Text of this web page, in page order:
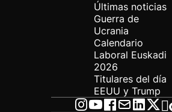
Últimas noticias
Guerra de
Ucrania
Calendario
Laboral Euskadi
2026
Titulares del día
EEUU y Trump